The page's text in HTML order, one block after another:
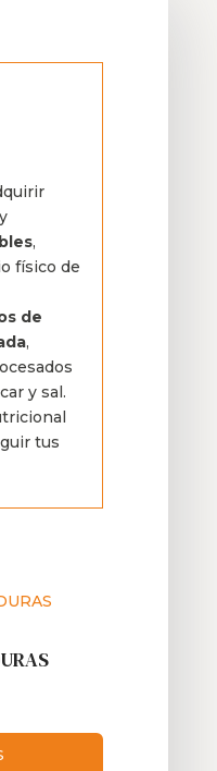
y
,
físico de
de
,
y sal.
tus